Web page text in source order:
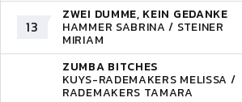
13
ZWEI DUMME, KEIN GEDANKE
HAMMER SABRINA / STEINER
MIRIAM
ZUMBA BITCHES
KUYS-RADEMAKERS MELISSA /
RADEMAKERS TAMARA